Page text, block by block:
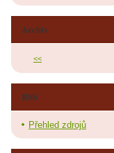
Archiv
<<
RSS
Přehled zdrojů